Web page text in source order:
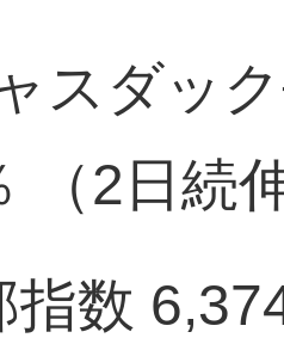
スダッ
（2日続
指数